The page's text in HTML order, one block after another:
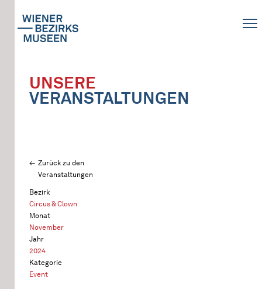
UNSERE
VERANSTALTUNGEN
Zurück zu den
Veranstaltungen
Bezirk
Circus & Clown
Monat
November
Jahr
2024
Kategorie
Event